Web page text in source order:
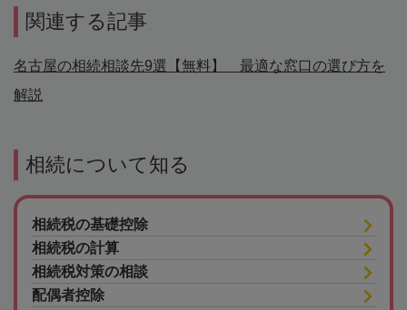
関連する記事
名古屋の相続相談先9選【無料】 最適な窓口の選び方を
解説
相続について知る
相続税の基礎控除
相続税の計算
相続税対策の相談
配偶者控除